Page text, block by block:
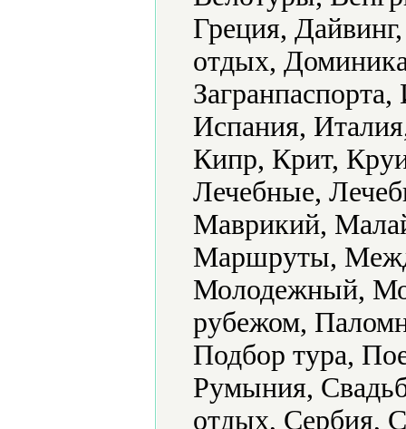
Греция,
отдых,
Испания,
Кипр, Крит,
Лечебные,
Маврикий,
Маршруты,
Молодежный,
рубежом,
Подбор тура,
Румыния,
отдых, Сербия,